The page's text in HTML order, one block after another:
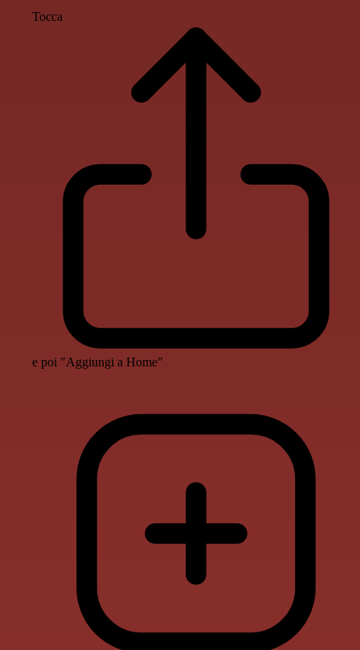
Tocca
e poi "Aggiungi a Home"